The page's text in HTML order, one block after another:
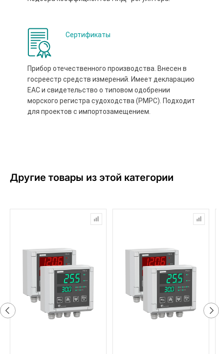
Сертификаты
Прибор отечественного производства. Внесен в
госреестр средств измерений. Имеет декларацию
ЕАС и свидетельство о типовом одобрении
морского регистра судоходства (РМРС). Подходит
для проектов с импортозамещением.
Другие товары из этой категории